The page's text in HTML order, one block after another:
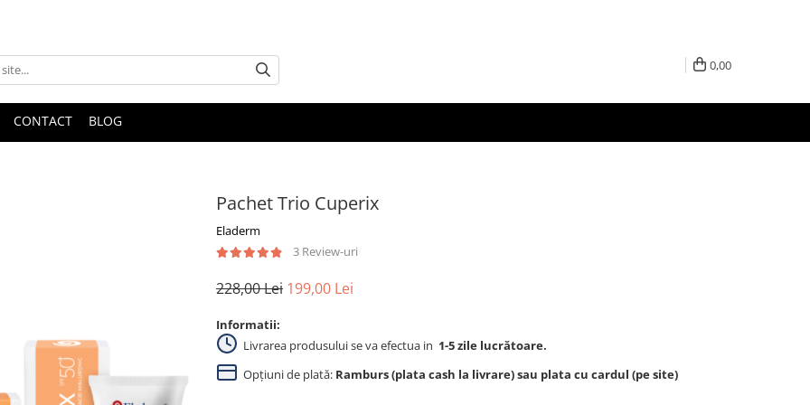
0,00
CONTACT BLOG
Pachet Trio Cuperix
Eladerm
3 Review-uri
228,00 Lei 199,00 Lei
Informatii:
Livrarea produsului se va efectua in 1-5 zile lucrătoare.
Opțiuni de plată: Ramburs (plata cash la livrare) sau plata cu cardul (pe site)